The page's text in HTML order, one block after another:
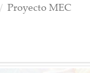
Proyecto MEC